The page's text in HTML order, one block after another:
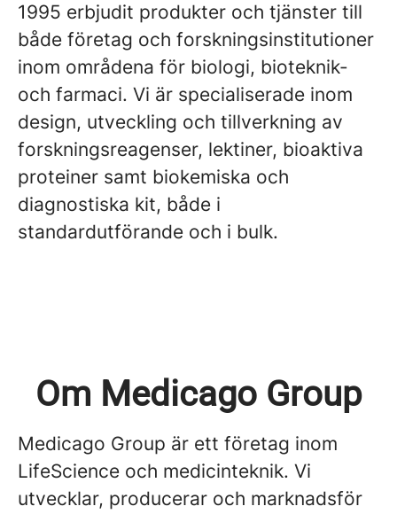
1995 erbjudit produkter och tjänster till
både företag och forskningsinstitutioner
inom områdena för biologi, bioteknik-
och farmaci. Vi är specialiserade inom
design, utveckling och tillverkning av
forskningsreagenser, lektiner, bioaktiva
proteiner samt biokemiska och
diagnostiska kit, både i
standardutförande och i bulk.
Om Medicago Group
Medicago Group är ett företag inom
LifeScience och medicinteknik. Vi
utvecklar, producerar och marknadsför